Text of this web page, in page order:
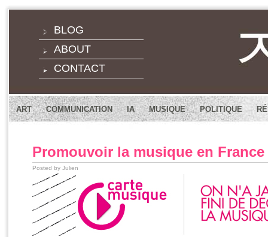
BLOG
ABOUT
CONTACT
ART COMMUNICATION IA MUSIQUE POLITIQUE
Promouvoir la musique en France
Posted by Julien